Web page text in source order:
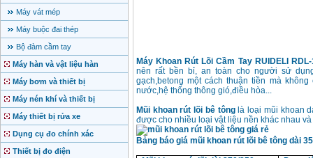
Máy vát mép
Máy buộc đai thép
Bộ đàm cầm tay
Máy hàn và vật liệu hàn
Máy bơm và thiết bị
Máy nén khí và thiết bị
Máy thiết bị rửa xe
Dụng cụ đo chính xác
Thiết bị đo điện
Máy Khoan Rút Lõi Cầm Tay RUIDELI RDL-
nên rất bền bỉ, an toàn cho người sử
gạch,betong một cách thuận tiền mà
nước,hệ thống thông gió,điều hòa...
Mũi khoan rút lõi bê tông là loại mũi khoan
được cho nhiều loại vật liệu nền khác nhau
Bảng báo giá mũi khoan rút lõi bê tông dài